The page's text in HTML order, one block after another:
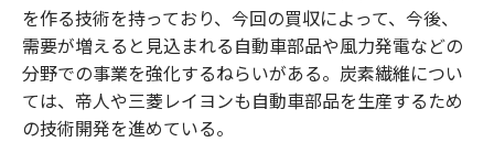
を作る技術を持っており、今回の買収によって、今後、
需要が増えると見込まれる自動車部品や風力発電などの
分野での事業を強化するねらいがある。炭素繊維につい
ては、帝人や三菱レイヨンも自動車部品を生産するため
の技術開発を進めている。